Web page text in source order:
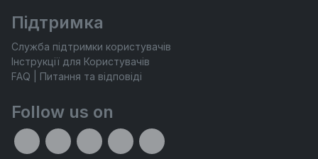
Підтримка
Служба підтримки користувачів
Інструкції для Користувачів
FAQ | Питання та відповіді
Follow us on